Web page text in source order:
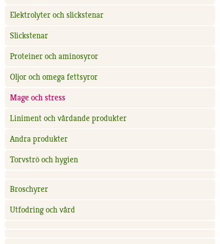
Elektrolyter och slickstenar
Slickstenar
Proteiner och aminosyror
Oljor och omega fettsyror
Mage och stress
Liniment och vårdande produkter
Andra produkter
Torvströ och hygien
Broschyrer
Utfodring och vård